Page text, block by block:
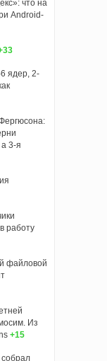
что на
Android-
ядер, 2-
3-я
работу
файловой
Из
+15